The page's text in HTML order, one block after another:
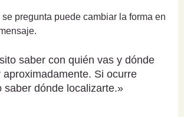
pregunta puede cambiar la forma en
saber con quién vas y dónde
aproximadamente. Si ocurre
saber dónde localizarte.»